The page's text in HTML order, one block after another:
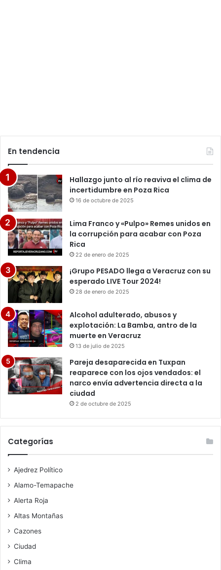
En tendencia
Hallazgo junto al río reaviva el clima de
incertidumbre en Poza Rica
16 de octubre de 2025
Lima Franco y «Pulpo» Remes unidos en
la corrupción para acabar con Poza
Rica
22 de enero de 2025
¡Grupo PESADO llega a Veracruz con su
esperado LIVE Tour 2024!
28 de enero de 2025
Alcohol adulterado, abusos y
explotación: La Bamba, antro de la
muerte en Veracruz
13 de julio de 2025
Pareja desaparecida en Tuxpan
reaparece con los ojos vendados: el
narco envía advertencia directa a la
ciudad
2 de octubre de 2025
Categorías
Ajedrez Político
Alamo-Temapache
Alerta Roja
Altas Montañas
Cazones
Ciudad
Clima